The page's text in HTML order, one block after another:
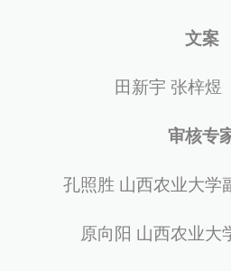
文案
田新宇 张梓煜
审核专
孔照胜 山西农业大学
原向阳 山西农业大